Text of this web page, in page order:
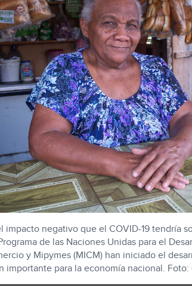
impacto negativo que el COVID-19 tendría
de las Naciones Unidas para el
y Mipymes (MICM) han iniciado el
importante para la economía nacional.